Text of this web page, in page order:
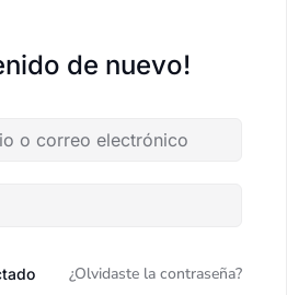
de nuevo!
¿Olvidaste la contraseña?